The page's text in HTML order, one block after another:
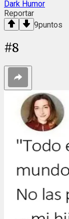
Dark Humor
Reportar
9puntos
#8